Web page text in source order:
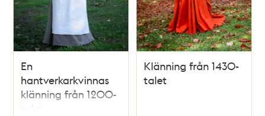
En
hantverkarkvinnas
klänning från 1200-
talet
Klänning från 1430-
talet